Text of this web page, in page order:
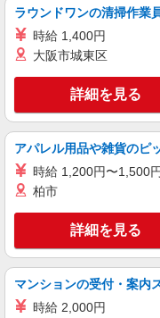
通費全
派遣社員
株式会社kotrio /●UT-H-
＼収入
STAFF
時
足
キープ
派遣社員
ラウンドワンの清掃作業
時給 1,400円
大阪市城東区
詳細を見る
アパレル用品や雑貨のピ
時給 1,200円〜1,500円
柏市
詳細を見る
マンションの受付・案内
時給 2,000円